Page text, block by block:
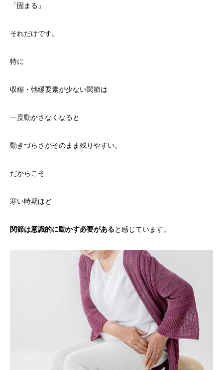
「固まる」
それだけです。
特に
収縮・弛緩要素が少ない関節は
一度動かさなくなると
動きづらさがそのまま残りやすい。
だからこそ
寒い時期ほど
関節は意識的に動かす必要があると感じています。